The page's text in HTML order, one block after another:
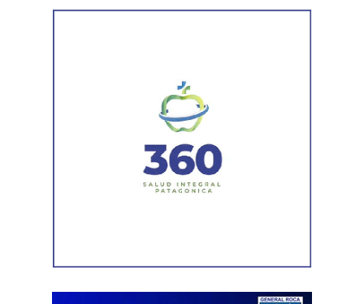
régimen de extranjerización de las tierras rurales. Cabe
De esta forma, ATE mantiene la movilización prevista
y concentrará a partir de las 12 hs en Av. Rivadavia y
Rodriguez Peña (CABA).Además, las movilizaciones se
replicarán en las principales ciudades de todas las
provincias en el marco de la Jornada Nacional de Lucha
convocada por el sindicato.